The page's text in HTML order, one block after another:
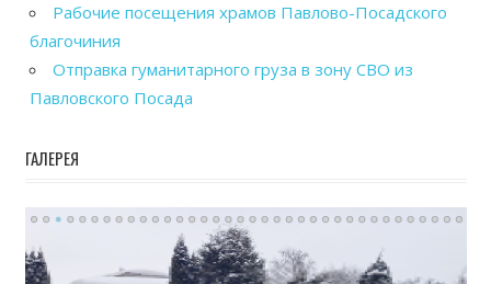
Рабочие посещения храмов Павлово-Посадского
благочиния
Отправка гуманитарного груза в зону СВО из
Павловского Посада
ГАЛЕРЕЯ